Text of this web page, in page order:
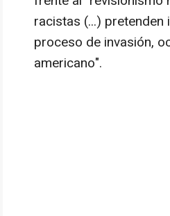
racistas (...)
proceso de invasión,
americano".